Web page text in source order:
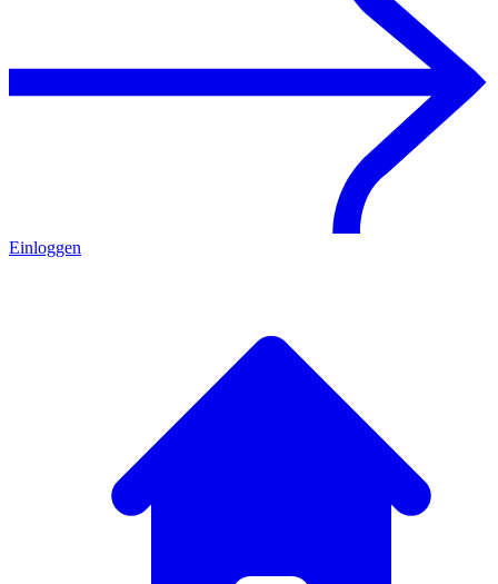
Einloggen